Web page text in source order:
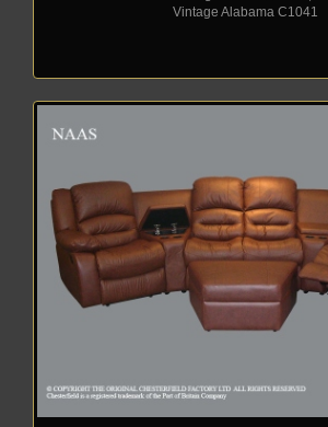
Vintage Alabama C1041